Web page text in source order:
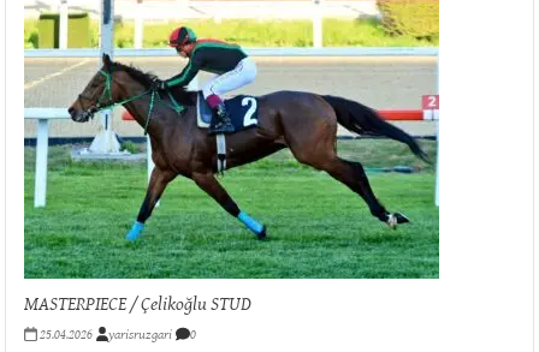
MASTERPIECE / Çelikoğlu STUD
25.04.2026 yarisruzgari 0